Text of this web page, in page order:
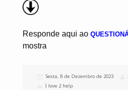
Responde aqui ao
mostra
Publicado
Sexta, 8 de Dezembro de 2023
Categorias
I love 2 help